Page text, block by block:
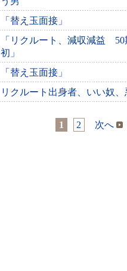
「替え玉面接」
「リクルート、減収減益
初」
「替え玉面接」
リクルート出身者、いい奴
1 2 次へ